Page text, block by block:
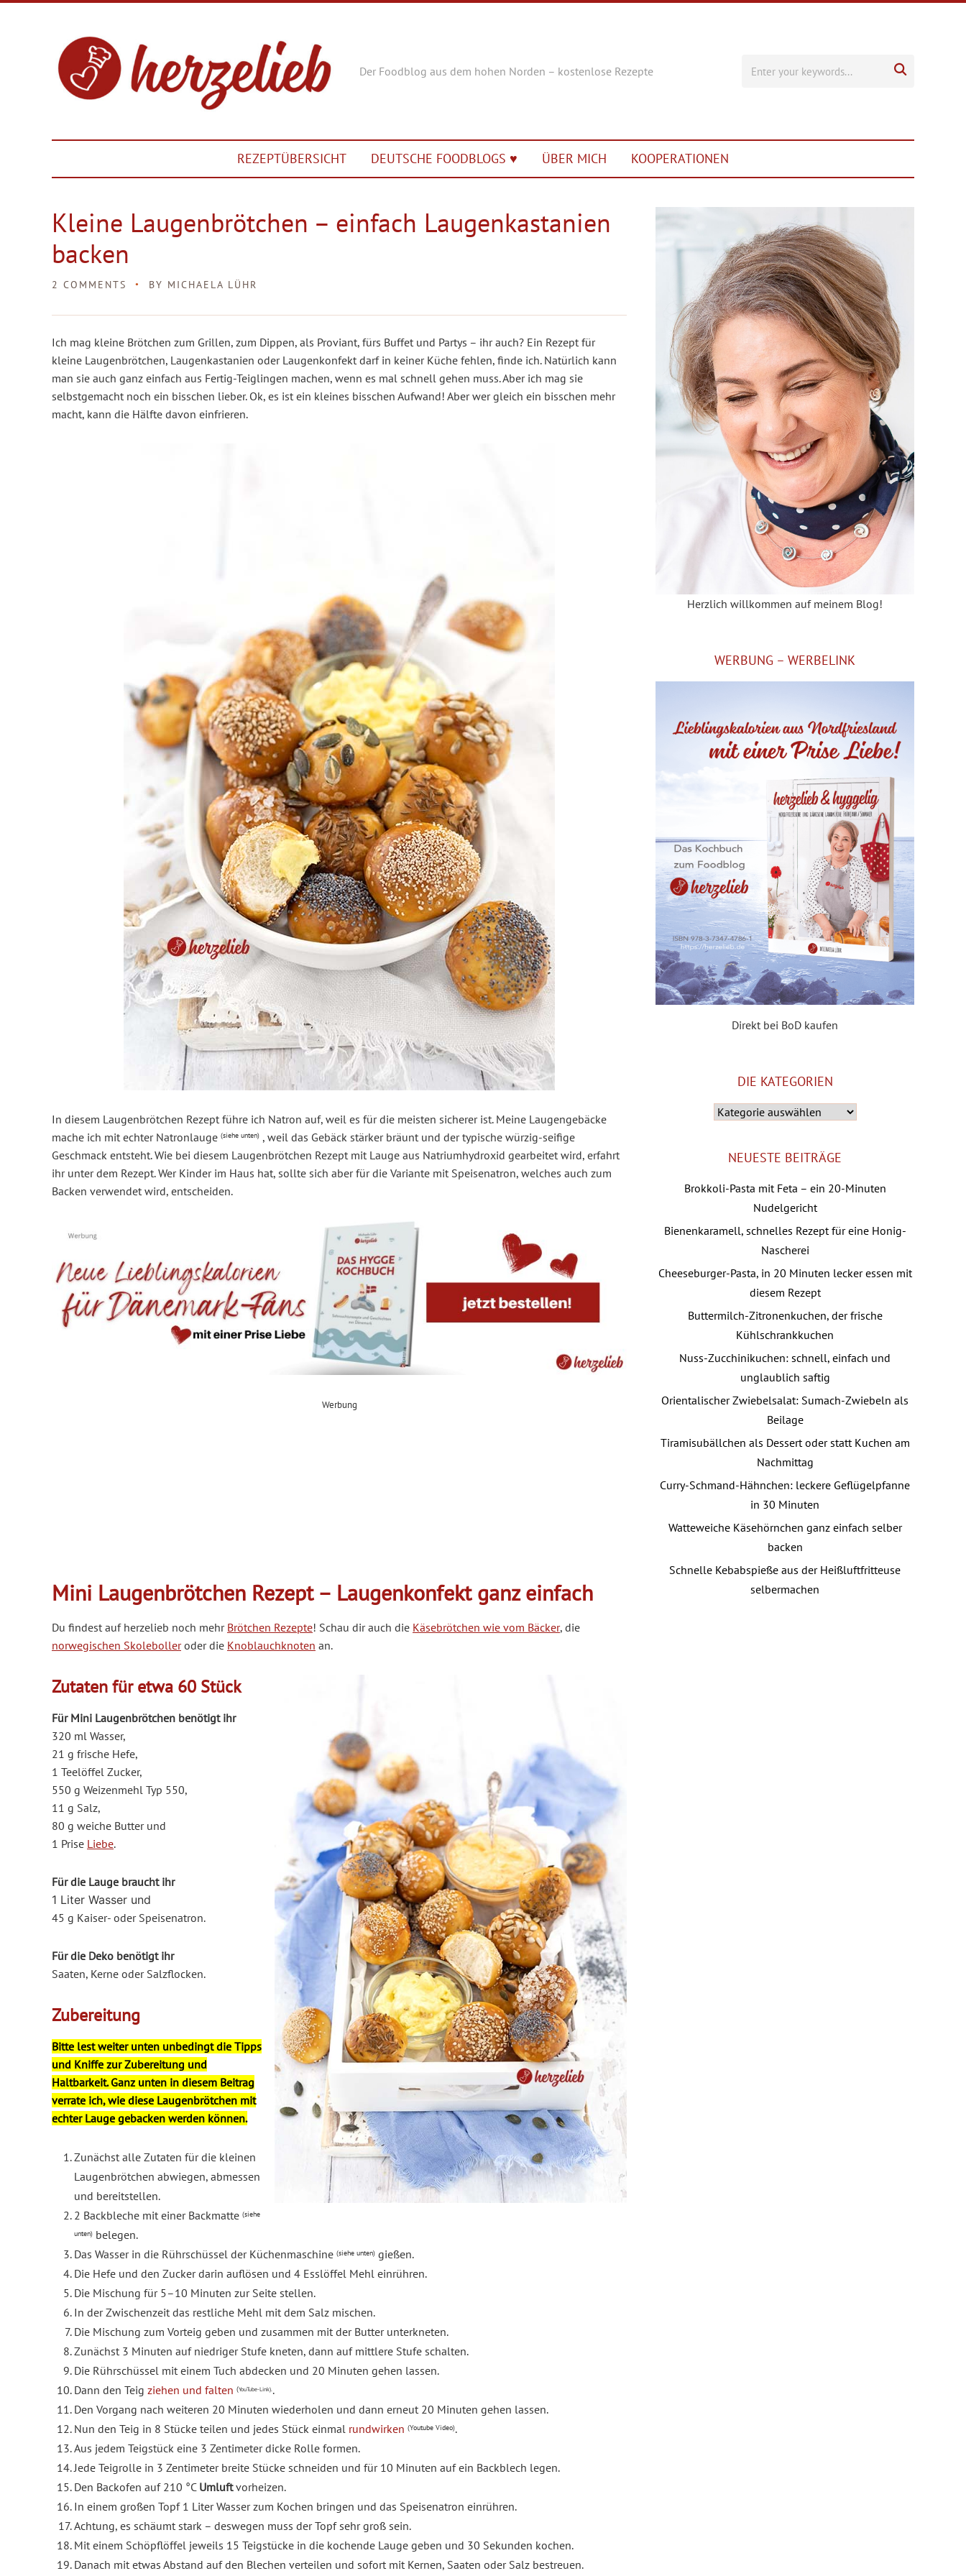
Der Foodblog aus dem hohen Norden – kostenlose Rezepte 
REZEPTÜBERSICHT DEUTSCHE FOODBLOGS ♥︎ ÜBER MICH KOOPERATIONEN
Kleine Laugenbrötchen – einfach Laugenkastanien
backen
2 COMMENTS BY MICHAELA LÜHR
Ich mag kleine Brötchen zum Grillen, zum Dippen, als Proviant, fürs Buffet und Partys – ihr auch? Ein Rezept für
kleine Laugenbrötchen, Laugenkastanien oder Laugenkonfekt darf in keiner Küche fehlen, finde ich. Natürlich kann
man sie auch ganz einfach aus Fertig-Teiglingen machen, wenn es mal schnell gehen muss. Aber ich mag sie
selbstgemacht noch ein bisschen lieber. Ok, es ist ein kleines bisschen Aufwand! Aber wer gleich ein bisschen mehr
macht, kann die Hälfte davon einfrieren.
In diesem Laugenbrötchen Rezept führe ich Natron auf, weil es für die meisten sicherer ist. Meine Laugengebäcke
mache ich mit echter Natronlauge (siehe unten) , weil das Gebäck stärker bräunt und der typische würzig-seifige
Geschmack entsteht. Wie bei diesem Laugenbrötchen Rezept mit Lauge aus Natriumhydroxid gearbeitet wird, erfahrt
ihr unter dem Rezept. Wer Kinder im Haus hat, sollte sich aber für die Variante mit Speisenatron, welches auch zum
Backen verwendet wird, entscheiden.
Werbung
Mini Laugenbrötchen Rezept – Laugenkonfekt ganz einfach
Du findest auf herzelieb noch mehr Brötchen Rezepte! Schau dir auch die Käsebrötchen wie vom Bäcker, die
norwegischen Skolebolleroder die Knoblauchknoten an.
Zutaten für etwa 60 Stück
Für Mini Laugenbrötchen benötigt ihr
320 ml Wasser,
21 g frische Hefe,
1 Teelöffel Zucker,
550 g Weizenmehl Typ 550,
11 g Salz,
80 g weiche Butter und
1 Prise Liebe.
Für die Lauge braucht ihr
1 Liter Wasser und
45 g Kaiser- oder Speisenatron.
Für die Deko benötigt ihr
Saaten, Kerne oder Salzflocken.
Zubereitung
Bitte lest weiter unten unbedingt die Tipps
und Kniffe zur Zubereitung und
Haltbarkeit. Ganz unten in diesem Beitrag
verrate ich, wie diese Laugenbrötchen mit
echter Lauge gebacken werden können.
Zunächst alle Zutaten für die kleinen
Laugenbrötchen abwiegen, abmessen
und bereitstellen.
2 Backbleche mit einer Backmatte (siehe
unten) belegen.
Das Wasser in die Rührschüssel der Küchenmaschine (siehe unten) gießen.
Die Hefe und den Zucker darin auflösen und 4 Esslöffel Mehl einrühren.
Die Mischung für 5–10 Minuten zur Seite stellen.
In der Zwischenzeit das restliche Mehl mit dem Salz mischen.
Die Mischung zum Vorteig geben und zusammen mit der Butter unterkneten.
Zunächst 3 Minuten auf niedriger Stufe kneten, dann auf mittlere Stufe schalten.
Die Rührschüssel mit einem Tuch abdecken und 20 Minuten gehen lassen.
Dann den Teig ziehen und falten (YouTube-Link). .
Den Vorgang nach weiteren 20 Minuten wiederholen und dann erneut 20 Minuten gehen lassen.
Nun den Teig in 8 Stücke teilen und jedes Stück einmal rundwirken (Youtube Video).
Aus jedem Teigstück eine 3 Zentimeter dicke Rolle formen.
Jede Teigrolle in 3 Zentimeter breite Stücke schneiden und für 10 Minuten auf ein Backblech legen.
Den Backofen auf 210 °C Umluftvorheizen.
In einem großen Topf 1 Liter Wasser zum Kochen bringen und das Speisenatron einrühren.
Achtung, es schäumt stark – deswegen muss der Topf sehr groß sein.
Mit einem Schöpflöffel jeweils 15 Teigstücke in die kochende Lauge geben und 30 Sekunden kochen.
Danach mit etwas Abstand auf den Blechen verteilen und sofort mit Kernen, Saaten oder Salz bestreuen.
Herzlich willkommen auf meinem Blog!
WERBUNG – WERBELINK
Direkt bei BoD kaufen
DIE KATEGORIEN
NEUESTE BEITRÄGE
Brokkoli-Pasta mit Feta – ein 20-Minuten
Nudelgericht
Bienenkaramell, schnelles Rezept für eine Honig-
Nascherei
Cheeseburger-Pasta, in 20 Minuten lecker essen mit
diesem Rezept
Buttermilch-Zitronenkuchen, der frische
Kühlschrankkuchen
Nuss-Zucchinikuchen: schnell, einfach und
unglaublich saftig
Orientalischer Zwiebelsalat: Sumach-Zwiebeln als
Beilage
Tiramisubällchen als Dessert oder statt Kuchen am
Nachmittag
Curry-Schmand-Hähnchen: leckere Geflügelpfanne
in 30 Minuten
Watteweiche Käsehörnchen ganz einfach selber
backen
Schnelle Kebabspieße aus der Heißluftfritteuse
selbermachen